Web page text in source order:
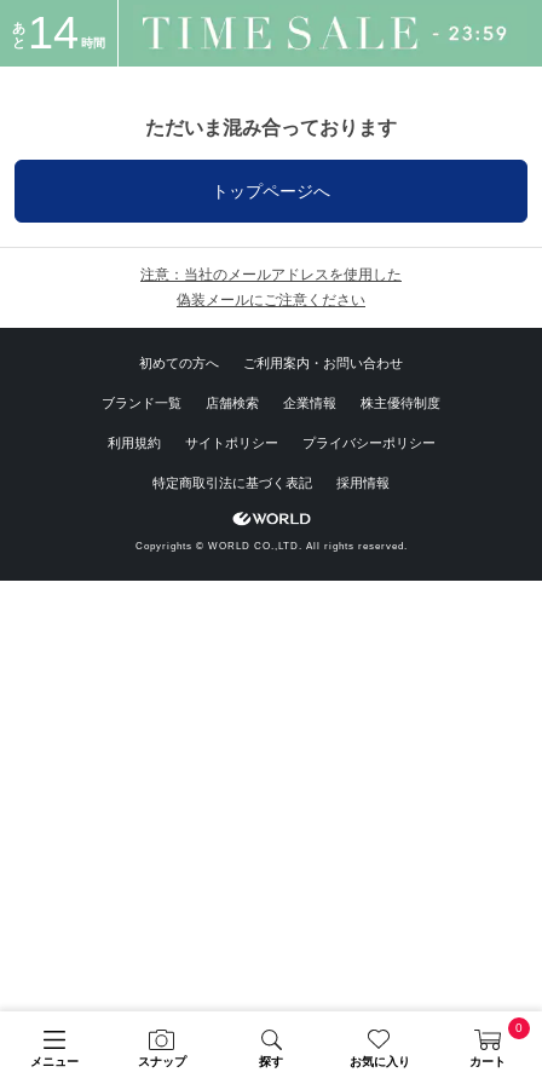
あ
と 14 時間
メニュー スナップ 探す お気に入り カート
0
ただいま混み合っております
トップページへ
注意：当社のメールアドレスを使用した
偽装メールにご注意ください
初めての方へ ご利用案内・お問い合わせ
ブランド一覧 店舗検索 企業情報 株主優待制度
利用規約 サイトポリシー プライバシーポリシー
特定商取引法に基づく表記 採用情報
Copyrights © WORLD CO.,LTD. All rights reserved.